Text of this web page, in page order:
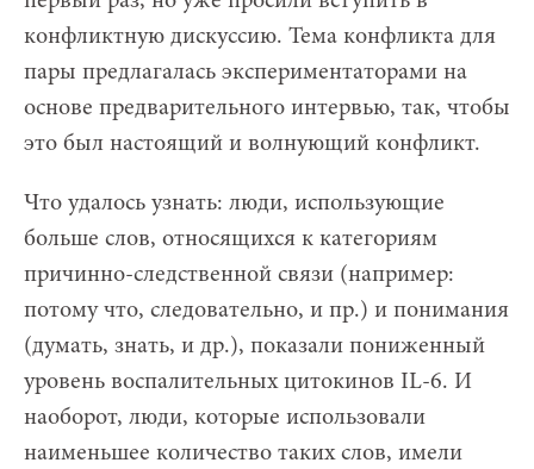
конфликтную дискуссию. Тема конфликта для
пары предлагалась экспериментаторами на
основе предварительного интервью, так, чтобы
это был настоящий и волнующий конфликт.
Что удалось узнать: люди, использующие
больше слов, относящихся к категориям
причинно-следственной связи (например:
потому что, следовательно, и пр.) и понимания
(думать, знать, и др.), показали пониженный
уровень воспалительных цитокинов IL-6. И
наоборот, люди, которые использовали
наименьшее количество таких слов, имели